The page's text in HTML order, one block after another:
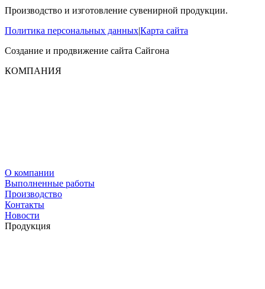
Производство и изготовление сувенирной продукции.
Политика персональных данных|Карта сайта
Создание и продвижение сайта Сайгона
КОМПАНИЯ
О компании
Выполненные работы
Производство
Контакты
Новости
Продукция